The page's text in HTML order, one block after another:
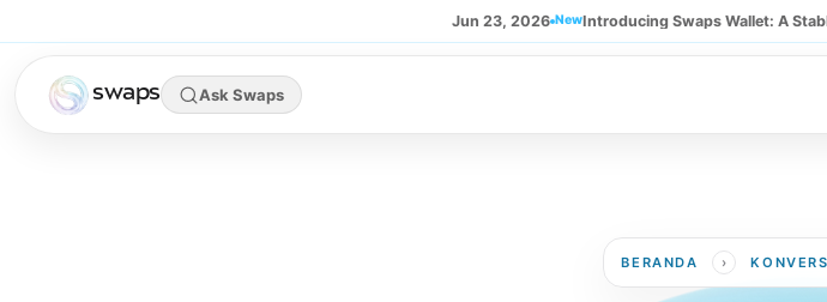
Jun 23, 2026 NewIntroducing Swaps Wallet: A
swaps Ask Swaps
BERANDA ›